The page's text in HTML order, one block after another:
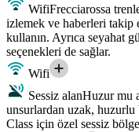
WifiFrecciarossa
izlemek ve haberleri
kullanın. Ayrıca seyahat
seçenekleri de sağlar.
Wifi
Sessiz alanHuzur mu
unsurlardan uzak, huzurlu
Class için özel sessiz